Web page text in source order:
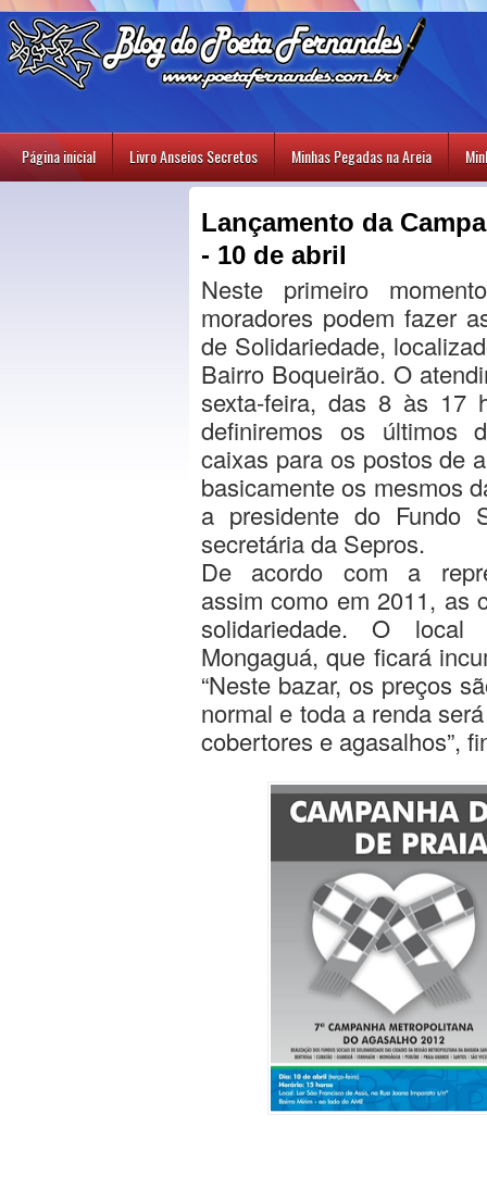
Página inicial Livro Anseios Secretos Minhas Pegadas na Areia
Lançamento da
- 10 de abril
Neste primeiro
moradores podem fazer
de Solidariedade,
Bairro Boqueirão. O
sexta-feira, das 8 às 17
definiremos os últimos
caixas para os postos de
basicamente os mesmos
a presidente do Fundo
secretária da Sepros.
De acordo com a
assim como em 2011, as
solidariedade. O
Mongaguá, que ficará
“Neste bazar, os preços
normal e toda a renda
cobertores e agasalhos”,